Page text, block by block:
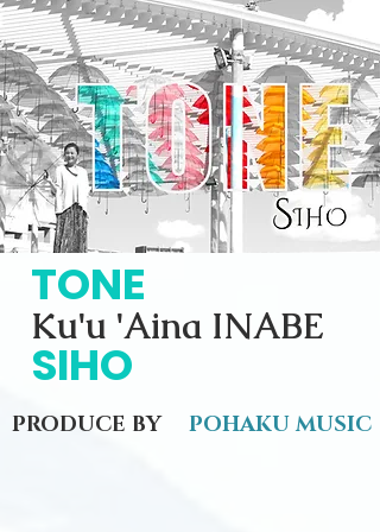
TONE
Ku'u 'Aina INABE
SIHO
PRODUCE BY POHAKU MUSIC